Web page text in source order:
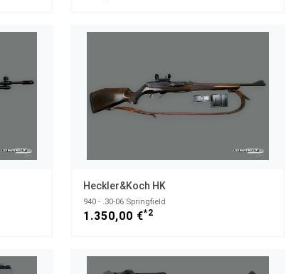
Heckler&Koch HK
940 - .30-06 Springfield
1.350,00 €*2